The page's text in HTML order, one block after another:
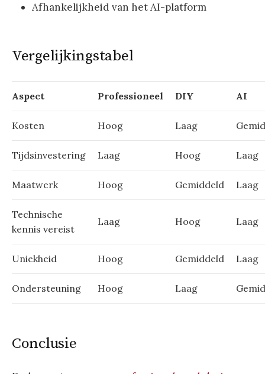
Afhankelijkheid van het AI-platform
Vergelijkingstabel
Aspect Professioneel DIY AI
Kosten Hoog Laag
Tijdsinvestering Laag Hoog Laag
Maatwerk Hoog Gemiddeld Laag
Technische
kennis vereist
Laag Hoog Laag
Uniekheid Hoog Gemiddeld Laag
Ondersteuning Hoog Laag
Conclusie